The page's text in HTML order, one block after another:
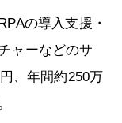
の導入支援・
ャーなどのサ
、年間約250万